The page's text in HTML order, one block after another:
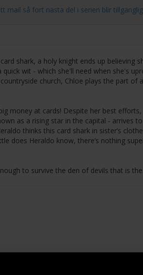
mail så fort nästa del i serien blir
shark, a holy knight ends up believing
wit - which she'll need when she's
church, Chloe plays the part of
money at cards! Despite her best
as a rising star in the capital - arrives
thinks this card shark in sister’s
does Heraldo know, there’s nothing
to survive the den of devils that is